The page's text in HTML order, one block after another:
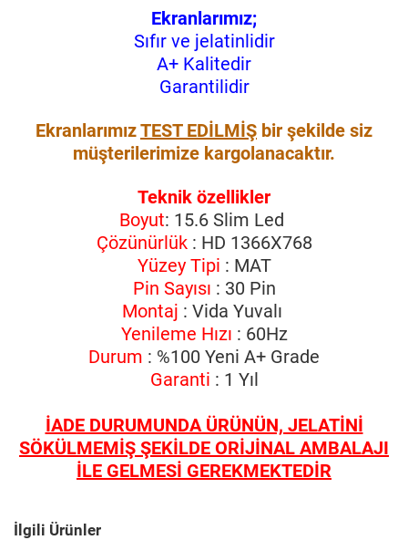
Ekranlarımız;
Sıfır ve jelatinlidir
A+ Kalitedir
Garantilidir
EkranlarımızTEST EDİLMİŞ bir şekilde siz
müşterilerimize kargolanacaktır.
Teknik özellikler
Boyut: 15.6 Slim Led
Çözünürlük: HD 1366X768
Yüzey Tipi : MAT
Pin Sayısı : 30 Pin
Montaj : Vida Yuvalı
Yenileme Hızı : 60Hz
Durum : %100 Yeni A+ Grade
Garanti : 1 Yıl
İADE DURUMUNDA ÜRÜNÜN, JELATİNİ
SÖKÜLMEMİŞ ŞEKİLDE ORİJİNAL AMBALAJI
İLE GELMESİ GEREKMEKTEDİR
İlgili Ürünler